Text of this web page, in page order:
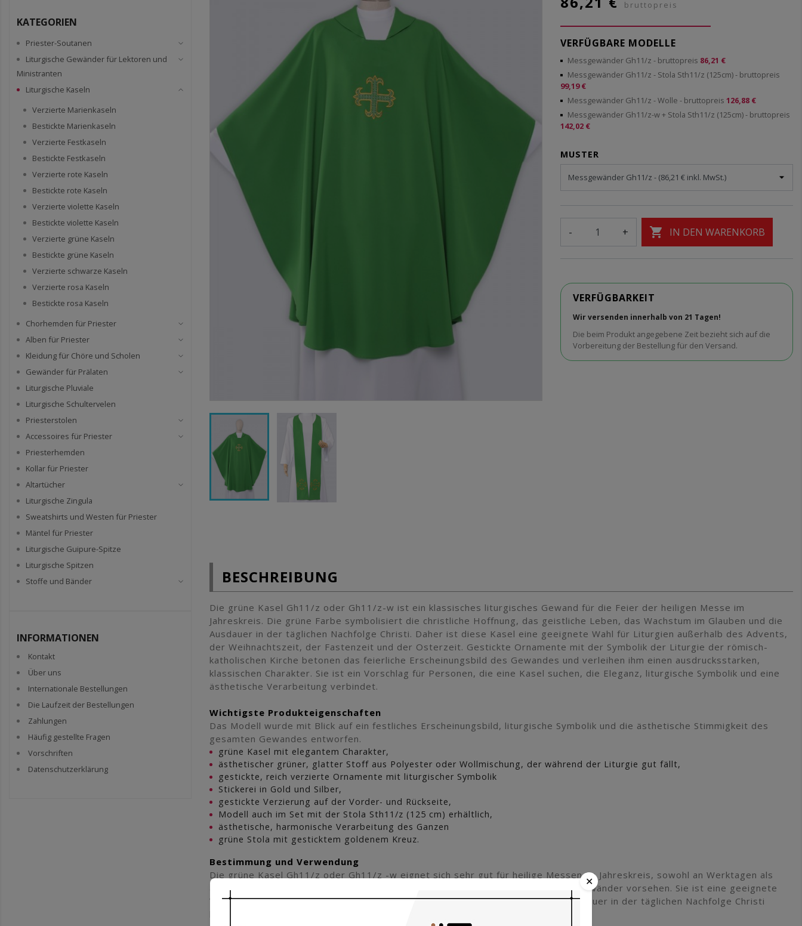
KATEGORIEN
Priester-Soutanen
Liturgische Gewänder für Lektoren und
Ministranten
Liturgische Kaseln
Verzierte Marienkaseln
Bestickte Marienkaseln
Verzierte Festkaseln
Bestickte Festkaseln
Verzierte rote Kaseln
Bestickte rote Kaseln
Verzierte violette Kaseln
Bestickte violette Kaseln
Verzierte grüne Kaseln
Bestickte grüne Kaseln
Verzierte schwarze Kaseln
Verzierte rosa Kaseln
Bestickte rosa Kaseln
Chorhemden für Priester
Alben für Priester
Kleidung für Chöre und Scholen
Gewänder für Prälaten
Liturgische Pluviale
Liturgische Schultervelen
Priesterstolen
Accessoires für Priester
Priesterhemden
Kollar für Priester
Altartücher
Liturgische Zingula
Sweatshirts und Westen für Priester
Mäntel für Priester
Liturgische Guipure-Spitze
Liturgische Spitzen
Stoffe und Bänder
INFORMATIONEN
Kontakt
Über uns
Internationale Bestellungen
Die Laufzeit der Bestellungen
Zahlungen
Häufig gestellte Fragen
Vorschriften
Datenschutzerklärung
bruttopreis
VERFÜGBARE MODELLE
Messgewänder Gh11/z - bruttopreis 86,21 €
Messgewänder Gh11/z - Stola Sth11/z (125cm)- bruttopreis
99,19 €
Messgewänder Gh11/z - Wolle - bruttopreis 126,88 €
Messgewänder Gh11/z-w + Stola Sth11/z (125cm)- bruttopreis
142,02 €
MUSTER
- +  IN DEN WARENKORB
VERFÜGBARKEIT
Wir versenden innerhalb von 21 Tagen!
Die beim Produkt angegebene Zeit bezieht sich auf die
Vorbereitung der Bestellung für den Versand.
BESCHREIBUNG
Die grüne Kasel Gh11/z oder Gh11/z-w ist ein klassisches liturgisches Gewand für die Feier der heiligen Messe im
Jahreskreis. Die grüne Farbe symbolisiert die christliche Hoffnung, das geistliche Leben, das Wachstum im Glauben und die
Ausdauer in der täglichen Nachfolge Christi. Daher ist diese Kasel eine geeignete Wahl für Liturgien außerhalb des Advents,
der Weihnachtszeit, der Fastenzeit und der Osterzeit. Gestickte Ornamente mit der Symbolik der Liturgie der römisch-
katholischen Kirche betonen das feierliche Erscheinungsbild des Gewandes und verleihen ihm einen ausdrucksstarken,
klassischen Charakter. Sie ist ein Vorschlag für Personen, die eine Kasel suchen, die Eleganz, liturgische Symbolik und eine
ästhetische Verarbeitung verbindet.
Wichtigste Produkteigenschaften
Das Modell wurde mit Blick auf ein festliches Erscheinungsbild, liturgische Symbolik und die ästhetische Stimmigkeit des
gesamten Gewandes entworfen.
grüne Kasel mit elegantem Charakter,
ästhetischer grüner, glatter Stoff aus Polyester oder Wollmischung, der während der Liturgie gut fällt,
gestickte, reich verzierte Ornamente mit liturgischer Symbolik
Stickerei in Gold und Silber,
gestickte Verzierung auf der Vorder- und Rückseite,
Modell auch im Set mit der Stola Sth11/z (125 cm) erhältlich,
ästhetische, harmonische Verarbeitung des Ganzen
grüne Stola mit gesticktem goldenem Kreuz.
Bestimmung und Verwendung
Die grüne Kasel Gh11/z oder Gh11/z -w eignet sich sehr gut für heilige Messen im Jahreskreis, sowohl an Werktagen als
auch an Sonntagen, wenn die liturgischen Vorschriften keine andere Farbe der Gewänder vorsehen. Sie ist eine geeignete
Wahl für Feiern, die Hoffnung, geistliches Leben, Wachstum im Glauben und Ausdauer in der täglichen Nachfolge Christi
✕